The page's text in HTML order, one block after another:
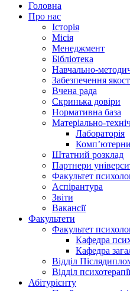
Головна
Про нас
Історія
Місія
Менеджмент
Бібліотека
Навчально-
Забезпечення
Вчена рада
Скринька довіри
Нормативна база
Матеріально-
Лабораторія
Штатний розклад
Партнери
Факультет
Аспірантура
Звіти
Вакансії
Факультети
Факультет
Кафедра
Кафедра
Відділ
Відділ психотерапії
Абітурієнту